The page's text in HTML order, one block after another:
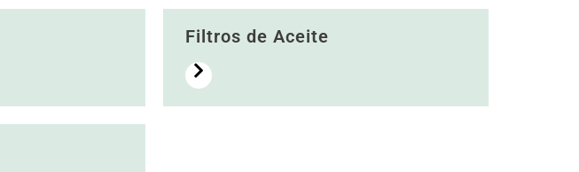
Filtros de Aceite